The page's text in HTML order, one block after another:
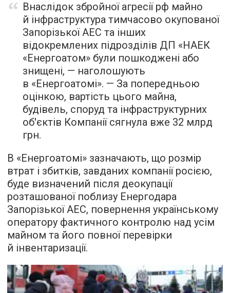
Внаслідок збройної агресії рф майно
й інфраструктура тимчасово окупованої
Запорізької АЕС та інших
відокремлених підрозділів ДП «НАЕК
«Енергоатом» були пошкоджені або
знищені, — наголошують
в «Енергоатомі». — За попередньою
оцінкою, вартість цього майна,
будівель, споруд та інфраструктурних
об'єктів Компанії сягнула вже 32 млрд
грн.
В «Енергоатомі» зазначають, що розмір
втрат і збитків, завданих компанії росією,
буде визначений після деокупації
розташованої поблизу Енергодара
Запорізької АЕС, повернення українському
оператору фактичного контролю над усім
майном та його повної перевірки
й інвентаризації.